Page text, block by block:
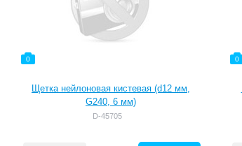
0
Щетка нейлоновая кистевая (d12 мм,
G240, 6 мм)
D-45705
0